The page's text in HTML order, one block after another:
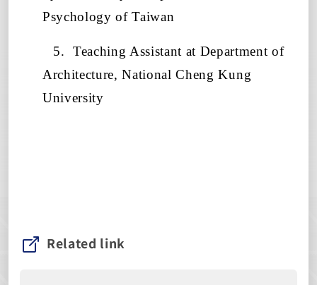
Psychology of Taiwan
5.
Teaching Assistant at Department of
Architecture, National Cheng Kung
University
Related link